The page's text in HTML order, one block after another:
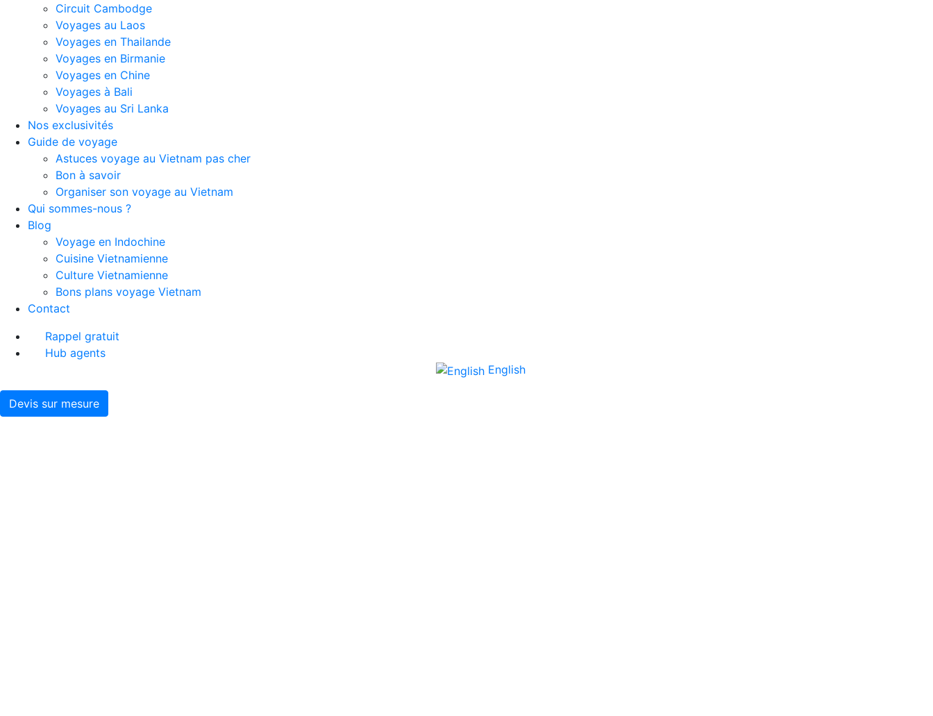
Circuit Cambodge
Voyages au Laos
Voyages en Thailande
Voyages en Birmanie
Voyages en Chine
Voyages à Bali
Voyages au Sri Lanka
Nos exclusivités
Guide de voyage
Astuces voyage au Vietnam pas cher
Bon à savoir
Organiser son voyage au Vietnam
Qui sommes-nous ?
Blog
Voyage en Indochine
Cuisine Vietnamienne
Culture Vietnamienne
Bons plans voyage Vietnam
Contact
Rappel gratuit
Hub agents
English
Devis sur mesure